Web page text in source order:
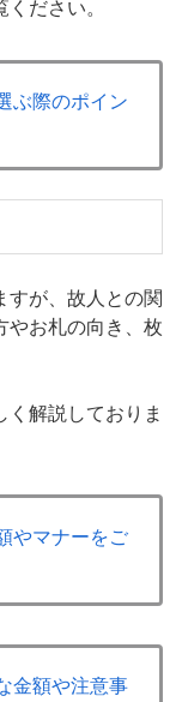
ださい。
ぶ際のポイン
すが、故人との関
やお札の向き、枚
解説しておりま
やマナーをご
金額や注意事